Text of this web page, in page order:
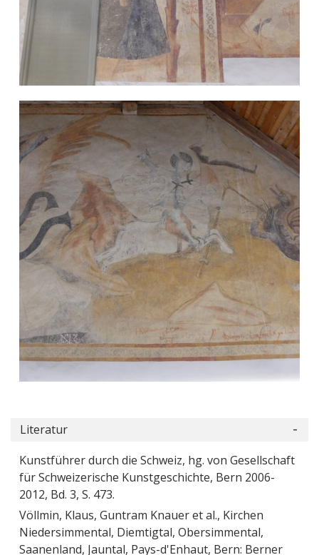
Literatur
Kunstführer durch die Schweiz, hg. von Gesellschaft
für Schweizerische Kunstgeschichte, Bern 2006-
2012, Bd. 3, S. 473.
Völlmin, Klaus, Guntram Knauer et al., Kirchen
Niedersimmental, Diemtigtal, Obersimmental,
Saanenland, Jauntal, Pays-d'Enhaut, Bern: Berner